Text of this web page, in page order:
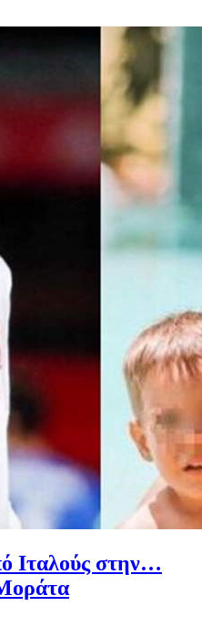
Ιταλούς στην…